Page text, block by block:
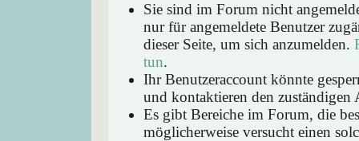
Sie sind im Forum nicht
nur für angemeldete Benutzer
dieser Seite, um sich anzumelden.
tun.
Ihr Benutzeraccount könnte
und kontaktieren den zuständigen
Es gibt Bereiche im Forum, die
möglicherweise versucht einen